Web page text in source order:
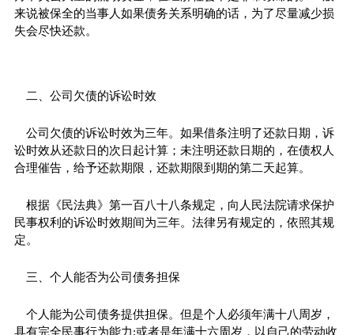
来说被保全的当事人如果债务关系明确的话，为了尽量减少损
失会尽快还款。
二、公司欠债的诉讼时效
公司欠债的诉讼时效为三年。如果借条注明了还款日期，诉
讼时效从还款日的次日起计算；未注明还款日期的，在债权人
合理催告，给予还款期限，还款期限到期的第二天起算。
根据《民法典》第一百八十八条规定，向人民法院请求保护
民事权利的诉讼时效期间为三年。法律另有规定的，依照其规
定。
三、个人能否为公司债务担保
个人能为公司债务提供担保。但是个人必须年满十八周岁，
具有完全民事行为能力;或者是年满十六周岁，以自己的劳动收